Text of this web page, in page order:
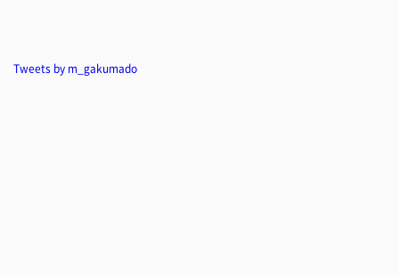
Tweets by m_gakumado